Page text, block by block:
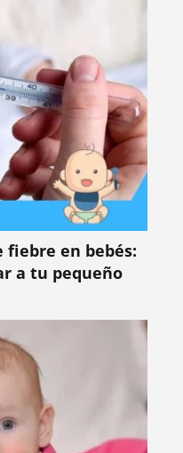
fiebre en bebés:
a tu pequeño